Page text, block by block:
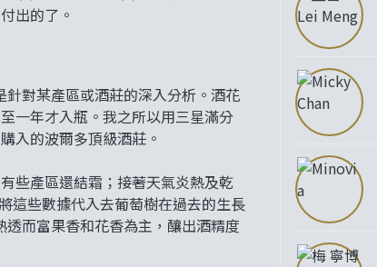
出的了。
對某產區或酒莊的深入分析。酒花
一年才入瓶。我之所以用三星滿分
入的波爾多頂級酒莊。
些產區還結霜；接著天氣炎熱及乾
這些數據代入去葡萄樹在過去的生長
而富果香和花香為主，釀出酒精度